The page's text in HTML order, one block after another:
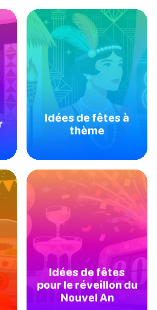
Idées de fêtes à
thème
Idées de fêtes
pour le réveillon du
Nouvel An